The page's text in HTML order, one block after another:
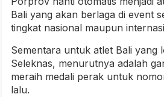
Bali yang akan berlaga di event
tingkat nasional maupun
Sementara untuk atlet Bali yang
Seleknas, menurutnya adalah
meraih medali perak untuk
lalu.